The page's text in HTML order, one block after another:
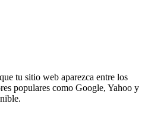
tu sitio web aparezca entre los
populares como Google, Yahoo y